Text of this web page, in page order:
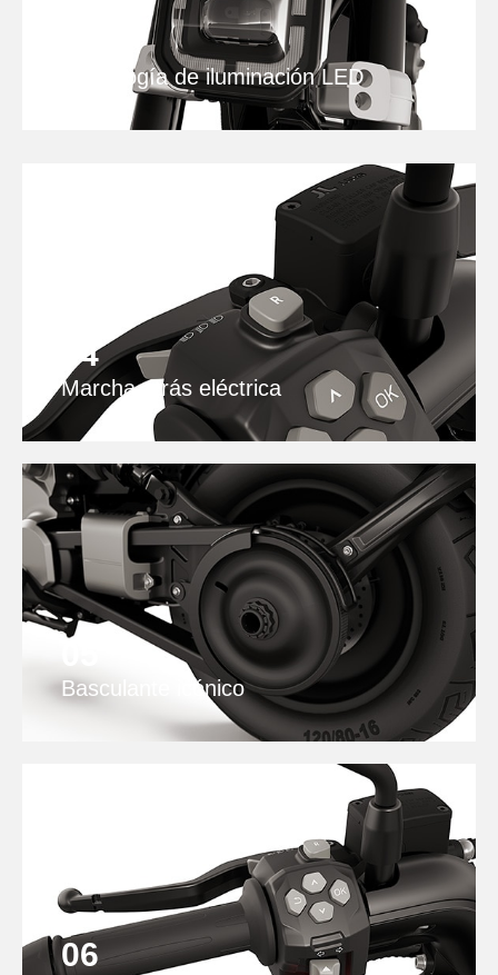
Tecnología de iluminación LED
04
Marcha atrás eléctrica
Basculante icónico
06